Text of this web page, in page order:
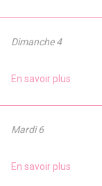
Dimanche 4
En savoir plus
Mardi 6
En savoir plus